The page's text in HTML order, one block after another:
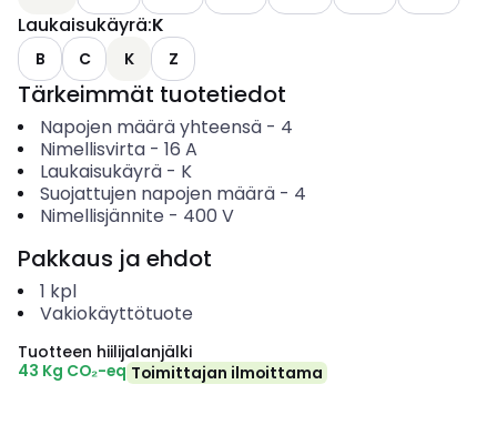
Laukaisukäyrä:K
B C K Z
Tärkeimmät tuotetiedot
Napojen määrä yhteensä- 4
Nimellisvirta- 16 A
Laukaisukäyrä- K
Suojattujen napojen määrä- 4
Nimellisjännite - 400 V
Pakkaus ja ehdot
1 kpl
Vakiokäyttötuote
Tuotteen hiilijalanjälki
43 Kg CO₂-eq Toimittajan ilmoittama